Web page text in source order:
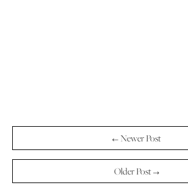
← Newer Post
Older Post →